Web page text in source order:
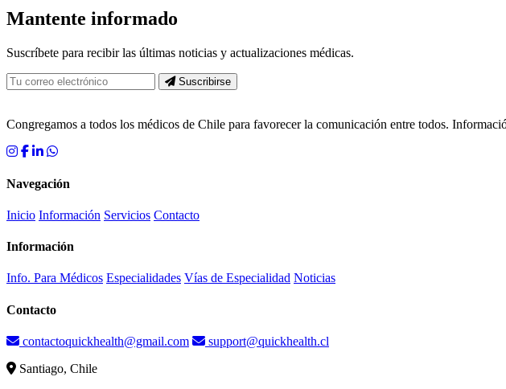
Mantente informado
Suscríbete para recibir las últimas noticias y actualizaciones médicas.
Suscribirse
Congregamos a todos los médicos de Chile para favorecer la comunicación entre todos.
Navegación
Inicio Información Servicios Contacto
Información
Info. Para Médicos Especialidades Vías de Especialidad Noticias
Contacto
contactoquickhealth@gmail.com
support@quickhealth.cl
Santiago, Chile